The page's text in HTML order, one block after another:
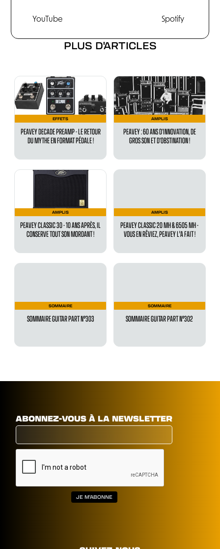
YouTube Spotify
PLUS D'ARTICLES
EFFETS
PEAVEY DECADE PREAMP - LE RETOUR
DU MYTHE EN FORMAT PÉDALE !
AMPLIS
PEAVEY : 60 ANS D’INNOVATION, DE
GROS SON ET D’OBSTINATION !
AMPLIS
PEAVEY CLASSIC 30 - 10 ANS APRÈS, IL
CONSERVE TOUT SON MORDANT !
AMPLIS
PEAVEY CLASSIC 20 MH & 6505 MH -
VOUS EN RÊVIEZ, PEAVEY L'A FAIT !
SOMMAIRE
SOMMAIRE GUITAR PART N°303
SOMMAIRE
SOMMAIRE GUITAR PART N°302
ABONNEZ-VOUS À LA NEWSLETTER